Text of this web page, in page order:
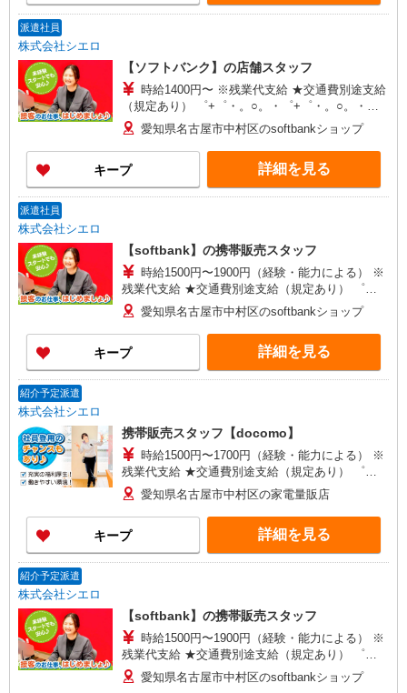
+゜
派遣社員
株式会社シエロ
【ソフトバンク】の店舗スタッフ
時給1400円〜 ※残業代支給 ★交通費別途支給
（規定あり） ゜+゜・。○。・゜+゜・。○。・゜
+゜ 入社祝い金10万円支給(規定有) お友達を紹介
頂くと, インセンティブ支給(規定有) ★月2回払
い・週払い可能（規程有）★ ゜・。○。・゜
+゜・。○。・゜+゜
愛知県名古屋市中村区のsoftbankショップ
キープ 詳細を見る
派遣社員
株式会社シエロ
【softbank】の携帯販売スタッフ
時給1500円〜1900円（経験・能力による） ※
残業代支給 ★交通費別途支給（規定あり） ゜
+゜・。○。・゜+゜・。○。・゜+゜ 入社祝い金10
万円支給(規定有) お友達を紹介頂くと, インセンテ
ィブ支給(規定有) ★月2回払い・週払い可能（規程
有）★ ゜・。○。・゜+゜・。○。・゜+゜
愛知県名古屋市中村区のsoftbankショップ
キープ 詳細を見る
紹介予定派遣
株式会社シエロ
携帯販売スタッフ【docomo】
時給1500円〜1700円（経験・能力による） ※
残業代支給 ★交通費別途支給（規定あり） ゜
+゜・。○。・゜+゜・。○。・゜+゜ 入社祝い金10
万円支給(規定有) お友達を紹介頂くと, インセンテ
ィブ支給(規定有) ★月2回払い・週払い可能（規程
有）★ ゜・。○。・゜+゜・。○。・゜+゜
愛知県名古屋市中村区の家電量販店
キープ 詳細を見る
紹介予定派遣
株式会社シエロ
【softbank】の携帯販売スタッフ
時給1500円〜1900円（経験・能力による） ※
残業代支給 ★交通費別途支給（規定あり） ゜
+゜・。○。・゜+゜・。○。・゜+゜ 入社祝い金10
万円支給(規定有) お友達を紹介頂くと, インセンテ
愛知県名古屋市中村区のsoftbankショップ